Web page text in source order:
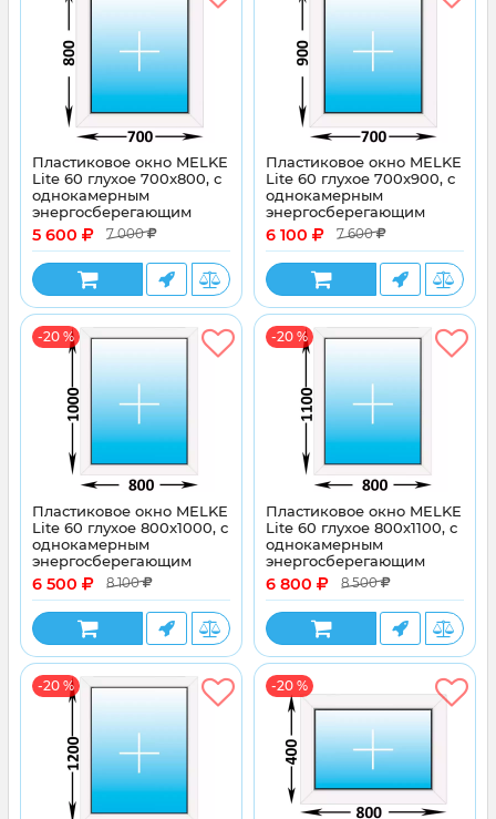
Пластиковое окно MELKE
Lite 60 глухое 700x800, с
однокамерным
энергосберегающим
стеклопакетом
5 600 7 000
Пластиковое окно MELKE
Lite 60 глухое 700x900, с
однокамерным
энергосберегающим
стеклопакетом
6 100 7 600
-20 %
Пластиковое окно MELKE
Lite 60 глухое 800x1000, с
однокамерным
энергосберегающим
стеклопакетом
6 500 8 100
-20 %
Пластиковое окно MELKE
Lite 60 глухое 800x1100, с
однокамерным
энергосберегающим
стеклопакетом
6 800 8 500
-20 % -20 %